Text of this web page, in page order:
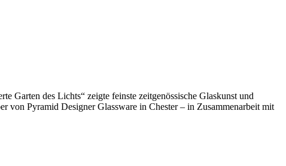
Garten des Lichts“ zeigte feinste zeitgenössische Glaskunst und
von Pyramid Designer Glassware in Chester – in Zusammenarbeit mit